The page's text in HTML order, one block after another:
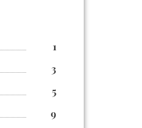
1
3
5
9